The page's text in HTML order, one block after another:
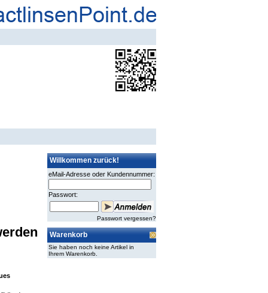
Willkommen zurück!
eMail-Adresse oder Kundennummer:
Passwort:
Passwort vergessen?
Warenkorb
Sie haben noch keine Artikel in
Ihrem Warenkorb.